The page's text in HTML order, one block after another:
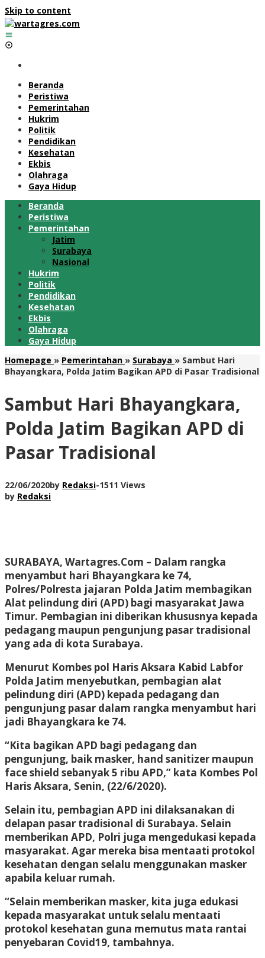
Skip to content
Beranda
Peristiwa
Pemerintahan
Hukrim
Politik
Pendidikan
Kesehatan
Ekbis
Olahraga
Gaya Hidup
Beranda
Peristiwa
Pemerintahan
Jatim
Surabaya
Nasional
Hukrim
Politik
Pendidikan
Kesehatan
Ekbis
Olahraga
Gaya Hidup
Homepage » Pemerintahan » Surabaya » Sambut Hari
Bhayangkara, Polda Jatim Bagikan APD di Pasar Tradisional
Sambut Hari Bhayangkara,
Polda Jatim Bagikan APD di
Pasar Tradisional
22/06/2020by Redaksi-1511 Views
by Redaksi
SURABAYA, Wartagres.Com – Dalam rangka
menyambut hari Bhayangkara ke 74,
Polres/Polresta jajaran Polda Jatim membagikan
Alat pelindung diri (APD) bagi masyarakat Jawa
Timur. Pembagian ini diberikan khususnya kepada
pedagang maupun pengunjung pasar tradisional
yang ada di kota Surabaya.
Menurut Kombes pol Haris Aksara Kabid Labfor
Polda Jatim menyebutkan, pembagian alat
pelindung diri (APD) kepada pedagang dan
pengunjung pasar dalam rangka menyambut hari
jadi Bhayangkara ke 74.
“Kita bagikan APD bagi pedagang dan
pengunjung, baik masker, hand sanitizer maupun
face shield sebanyak 5 ribu APD,” kata Kombes Pol
Haris Aksara, Senin, (22/6/2020).
Selain itu, pembagian APD ini dilaksanakan di
delapan pasar tradisional di Surabaya. Selain
memberikan APD, Polri juga mengedukasi kepada
masyarakat. Agar mereka bisa mentaati protokol
kesehatan dengan selalu menggunakan masker
apabila keluar rumah.
“Selain memberikan masker, kita juga edukasi
kepada masyarakat untuk selalu mentaati
protokol kesehatan guna memutus mata rantai
penyebaran Covid19, tambahnya.